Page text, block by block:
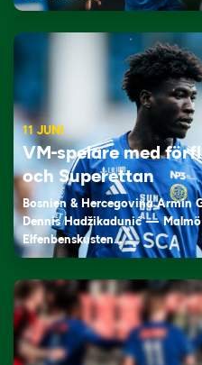
11 JUNI
VM-spelare med
och Superettan
Bosnien & Hercegovina
Dennis Hadžikadunić — Malmö
Elfenbenskusten…